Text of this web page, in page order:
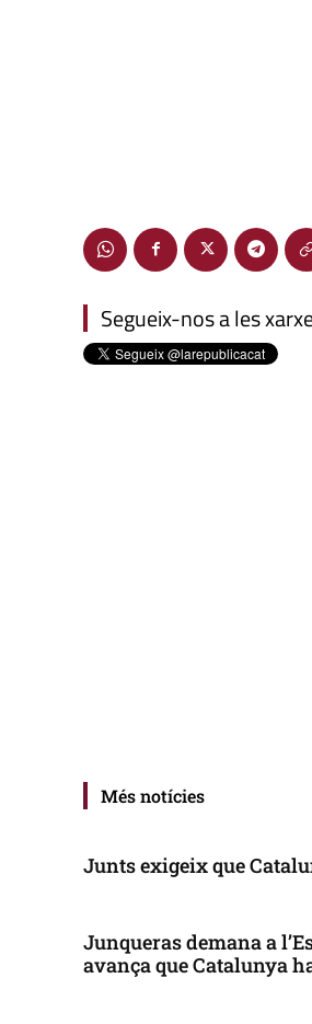
Segueix-nos a les
Més notícies
Junts exigeix que
Junqueras demana a
avança que Catalunya